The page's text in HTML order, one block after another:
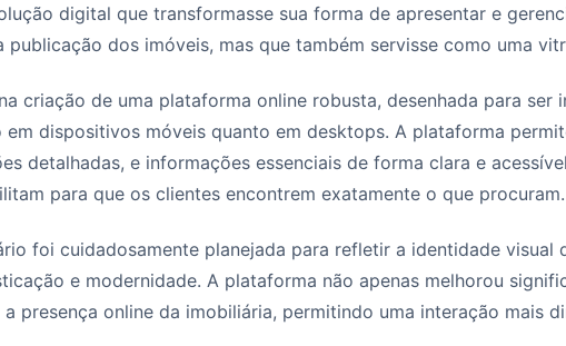
digital que transformasse sua forma de apresentar e
publicação dos imóveis, mas que também servisse como uma
criação de uma plataforma online robusta, desenhada para
em dispositivos móveis quanto em desktops. A plataforma
detalhadas, e informações essenciais de forma clara e
para que os clientes encontrem exatamente o que procuram.
foi cuidadosamente planejada para refletir a identidade
e modernidade. A plataforma não apenas melhorou
presença online da imobiliária, permitindo uma interação mais